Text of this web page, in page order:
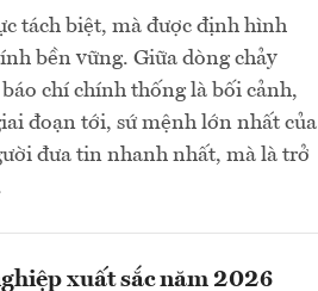
tách biệt, mà được định hình
bền vững. Giữa dòng chảy
chí chính thống là bối cảnh,
đoạn tới, sứ mệnh lớn nhất của
đưa tin nhanh nhất, mà là trở
xuất sắc năm 2026